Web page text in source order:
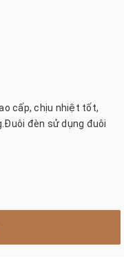
cấp, chịu nhiệt tốt,
đèn sử dụng đuôi